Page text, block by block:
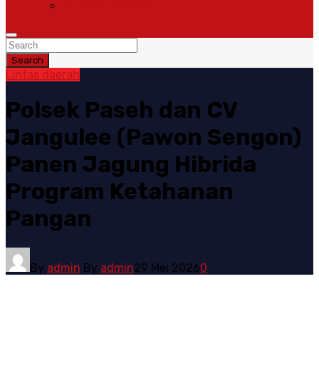
Search
Lintas daerah
Polsek Paseh dan CV
Jangulee (Pawon Sengon)
Panen Jagung Hibrida
Program Ketahanan
Pangan
By admin By admin29 Mei 20260